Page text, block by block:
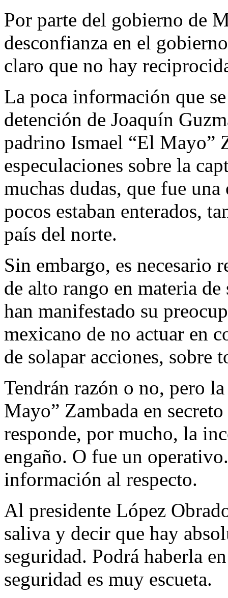
Por parte del gobierno de
desconfianza en el
claro que no hay
La poca información que
detención de Joaquín
padrino Ismael “El Mayo”
especulaciones sobre la
muchas dudas, que fue
pocos estaban enterados,
país del norte.
Sin embargo, es necesario
de alto rango en materia
han manifestado su
mexicano de no actuar en
de solapar acciones, sobre
Tendrán razón o no, pero
Mayo” Zambada en
responde, por mucho, la
engaño. O fue un
información al respecto.
Al presidente López
saliva y decir que hay
seguridad. Podrá haberla
seguridad es muy escueta.